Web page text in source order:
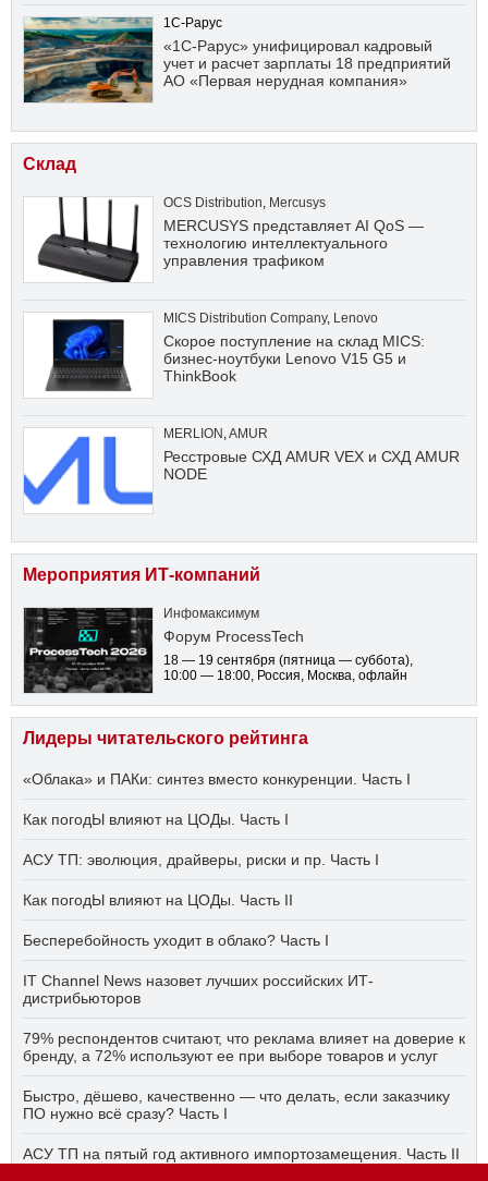
1С-Рарус
«1С-Рарус» унифицировал кадровый
учет и расчет зарплаты 18 предприятий
АО «Первая нерудная компания»
Склад
OCS Distribution, Mercusys
MERCUSYS представляет AI QoS —
технологию интеллектуального
управления трафиком
MICS Distribution Company, Lenovo
Скорое поступление на склад MICS:
бизнес-ноутбуки Lenovo V15 G5 и
ThinkBook
MERLION ,AMUR
Ресстровые СХД AMUR VEX и СХД AMUR
NODE
Мероприятия ИТ-компаний
Инфомаксимум
Форум ProcessTech
18 — 19 сентября (пятница — суббота),
10:00 — 18:00, Россия, Москва, офлайн
Лидеры читательского рейтинга
«Облака» и ПАКи: синтез вместо конкуренции. Часть I
Как погодЫ влияют на ЦОДы. Часть I
АСУ ТП: эволюция, драйверы, риски и пр. Часть I
Как погодЫ влияют на ЦОДы. Часть II
Бесперебойность уходит в облако? Часть I
IT Channel News назовет лучших российских ИТ-
дистрибьюторов
79% респондентов считают, что реклама влияет на доверие к
бренду, а 72% используют ее при выборе товаров и услуг
Быстро, дёшево, качественно — что делать, если заказчику
ПО нужно всё сразу? Часть I
АСУ ТП на пятый год активного импортозамещения. Часть II